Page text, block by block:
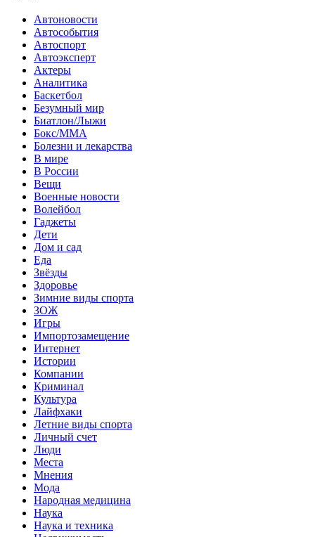
Автоновости
Автособытия
Автоспорт
Автоэксперт
Актеры
Аналитика
Баскетбол
Безумный мир
Биатлон/Лыжи
Бокс/MMA
Болезни и лекарства
В мире
В России
Вещи
Военные новости
Волейбол
Гаджеты
Дети
Дом и сад
Еда
Звёзды
Здоровье
Зимние виды спорта
ЗОЖ
Игры
Импортозамещение
Интернет
Истории
Компании
Криминал
Культура
Лайфхаки
Летние виды спорта
Личный счет
Люди
Места
Мнения
Мода
Народная медицина
Наука
Наука и техника